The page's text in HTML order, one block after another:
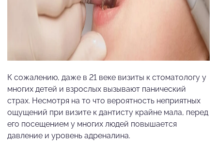
К сожалению, даже в 21 веке визиты к стоматологу у
многих детей и взрослых вызывают панический
страх. Несмотря на то что вероятность неприятных
ощущений при визите к дантисту крайне мала, перед
его посещением у многих людей повышается
давление и уровень адреналина.